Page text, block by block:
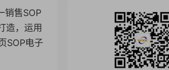
销售SOP
造，运用
SOP电子